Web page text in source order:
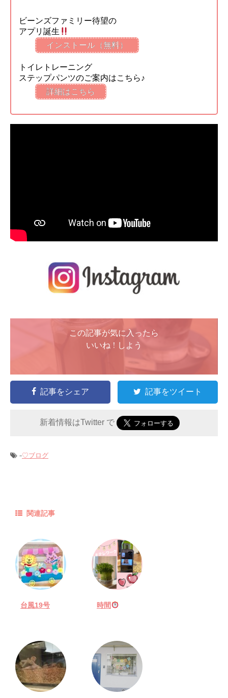
ビーンズファミリー待望の
アプリ誕生
インストール（無料）
トイレトレーニング
ステップパンツのご案内はこちら♪
詳細はこちら
この記事が気に入ったら
いいね ! しよう
記事をシェア 記事をツイート
新着情報はTwitter で
-♡ブログ
関連記事
台風19号 時間